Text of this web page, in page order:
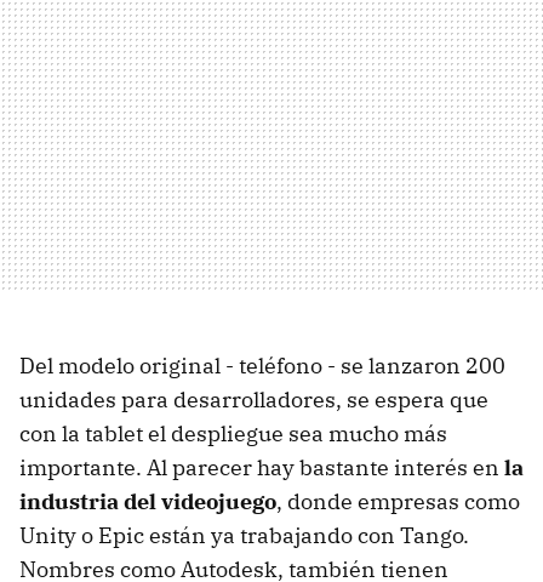
Del modelo original - teléfono - se lanzaron 200
unidades para desarrolladores, se espera que
con la tablet el despliegue sea mucho más
importante. Al parecer hay bastante interés en la
industria del videojuego, donde empresas como
Unity o Epic están ya trabajando con Tango.
Nombres como Autodesk, también tienen